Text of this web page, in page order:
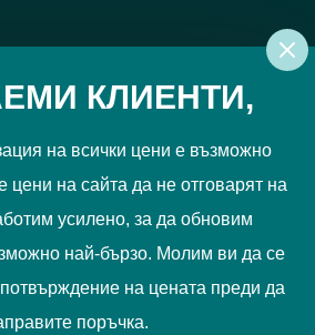
КЛИЕНТИ,
на всички цени е възможно
цени на сайта да не отговарят на
усилено, за да обновим
най-бързо. Молим ви да се
на цената преди да
поръчка.
се за нашите атрактивни
Политиката за поверителност
МЕ
за да Ви осигурим по-добро